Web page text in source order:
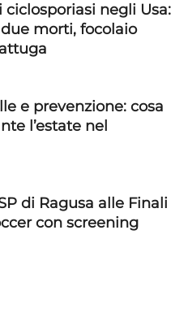
ciclosporiasi negli Usa:
morti, focolaio
e prevenzione: cosa
l’estate nel
di Ragusa alle Finali
con screening